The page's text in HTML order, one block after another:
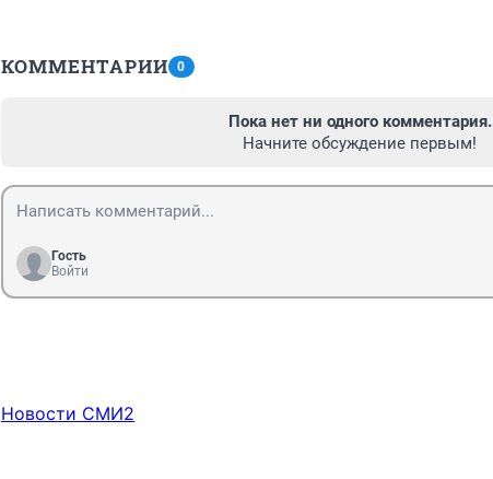
КОММЕНТАРИИ 0
Пока нет ни одного комментария.
Начните обсуждение первым!
Гость
Войти
Новости СМИ2